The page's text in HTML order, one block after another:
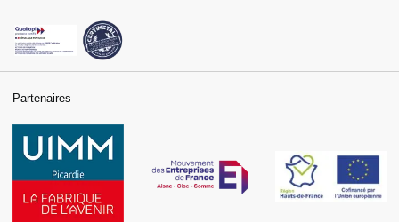
Partenaires